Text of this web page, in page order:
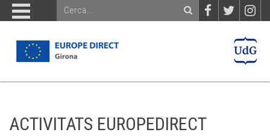
ACTIVITATS EUROPEDIRECT